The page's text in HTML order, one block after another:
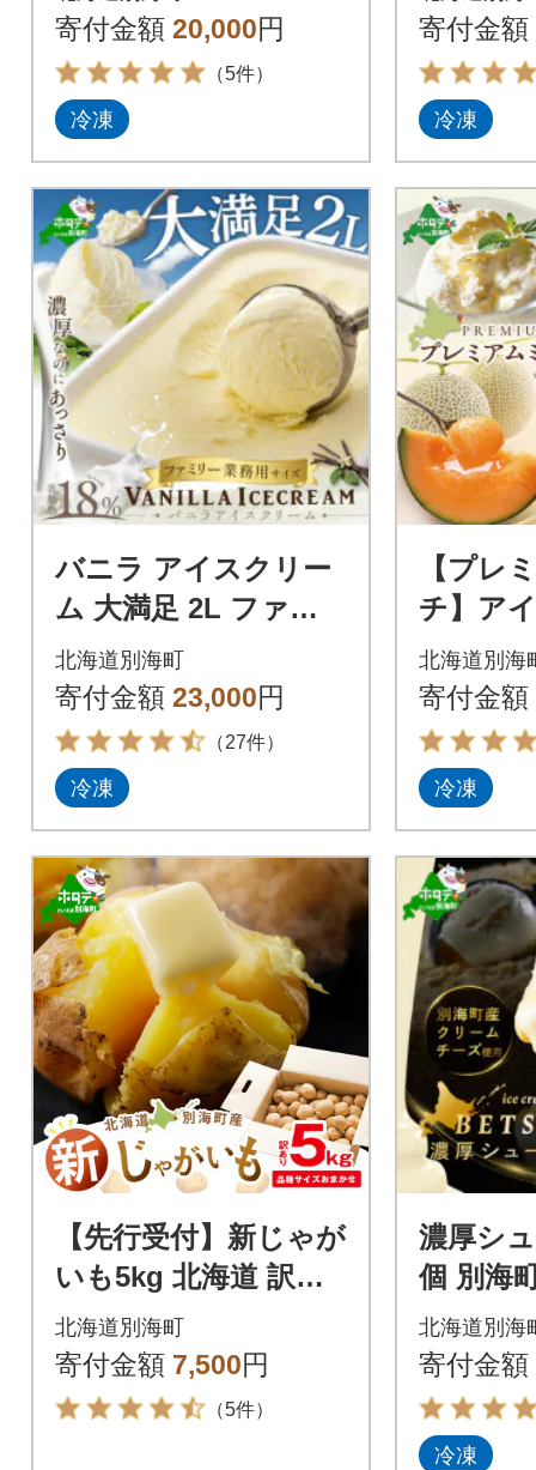
12個 ギフト アイスク
リーム 好きにも
寄付金額 20,000円
（5件）
冷凍
アムミ
20ml
寄付金額
冷凍
バニラ アイスクリー
ム 大満足 2L ファミ
リー 業務用 サイズ 【
北海道 別海町 】
北海道別海町
寄付金額 23,000円
（27件）
冷凍
【プレ
チ】ア
食べ比
計
ク メロ
北海道別海
寄付金額
冷凍
【先行受付】新じゃが
いも5kg 北海道 訳あ
り おまかせ1種 きた
あかり 男爵 など (野
菜
北海道別海町
寄付金額 7,500円
（5件）
濃厚シ
個 別海
チーズ
いシュ
海道ス
北海道別海
寄付金額
冷凍